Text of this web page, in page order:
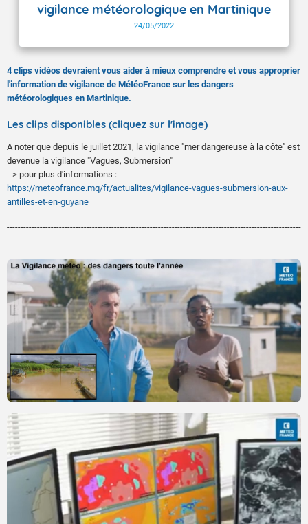
vigilance météorologique en Martinique
24/05/2022
4 clips vidéos devraient vous aider à mieux comprendre et vous approprier
l'information de vigilance de MétéoFrance sur les dangers
météorologiques en Martinique.
Les clips disponibles (cliquez sur l'image)
A noter que depuis le juillet 2021, la vigilance "mer dangereuse à la côte" est
devenue la vigilance "Vagues, Submersion"
--> pour plus d'informations :
https://meteofrance.mq/fr/actualites/vigilance-vagues-submersion-aux-
antilles-et-en-guyane
-----------------------------------------------------------------------------------------------------------
-----------------------------------------------------